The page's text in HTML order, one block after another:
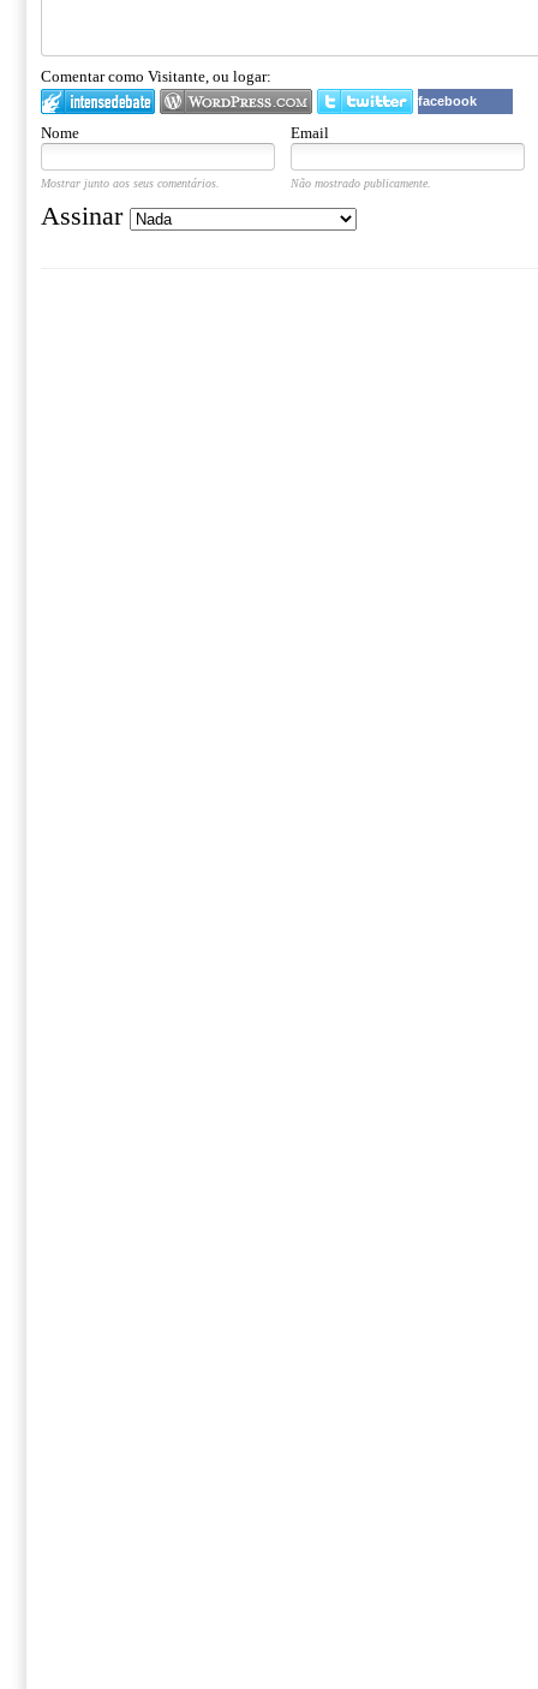
Comentar como Visitante, ou logar:
facebook
Nome Email
Mostrar junto aos seus comentários. Não mostrado publicamente.
Assinar